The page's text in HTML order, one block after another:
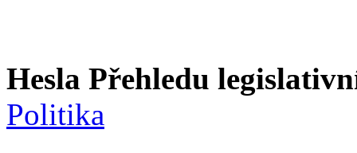
Hesla Přehledu
Politika